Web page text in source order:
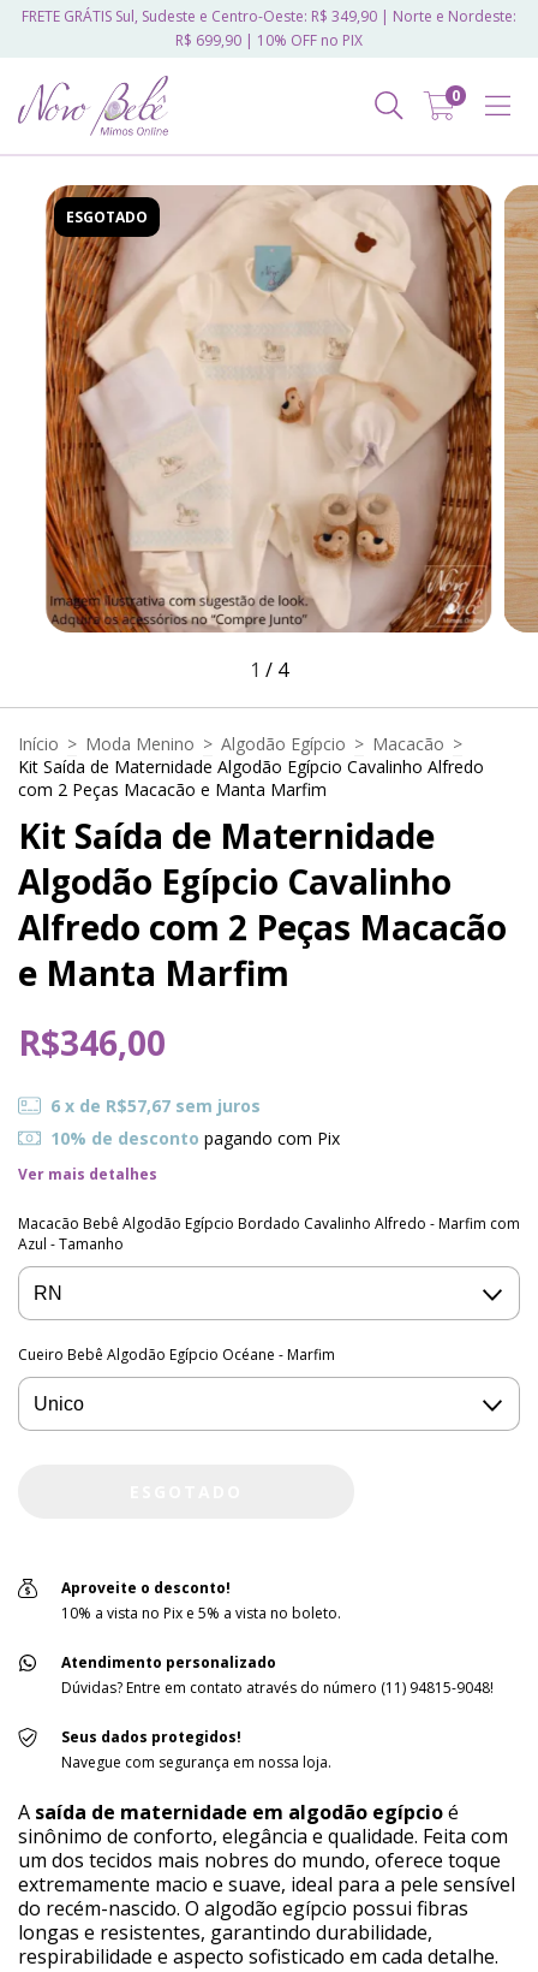
FRETE GRÁTIS Sul, Sudeste e Centro-Oeste: R$ 349,90 | Norte e Nordeste:
R$ 699,90 | 10% OFF no PIX
0
ESGOTADO
1 / 4
Início > Moda Menino > Algodão Egípcio > Macacão >
Kit Saída de Maternidade Algodão Egípcio Cavalinho Alfredo
com 2 Peças Macacão e Manta Marfim
Kit Saída de Maternidade
Algodão Egípcio Cavalinho
Alfredo com 2 Peças Macacão
e Manta Marfim
R$346,00
6 x de R$57,67 sem juros
10% de desconto pagando com Pix
Ver mais detalhes
Macacão Bebê Algodão Egípcio Bordado Cavalinho Alfredo - Marfim com
Azul - Tamanho
Cueiro Bebê Algodão Egípcio Océane - Marfim
Aproveite o desconto!
10% a vista no Pix e 5% a vista no boleto.
Atendimento personalizado
Dúvidas? Entre em contato através do número (11) 94815-9048!
Seus dados protegidos!
Navegue com segurança em nossa loja.
A saída de maternidade em algodão egípcioé
sinônimo de conforto, elegância e qualidade. Feita com
um dos tecidos mais nobres do mundo, oferece toque
extremamente macio e suave, ideal para a pele sensível
do recém-nascido. O algodão egípcio possui fibras
longas e resistentes, garantindo durabilidade,
respirabilidade e aspecto sofisticado em cada detalhe.